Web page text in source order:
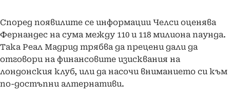
Според появилите се информации Челси оценява
Фернандес на сума между 110 и 118 милиона паунда.
Така Реал Мадрид трябва да прецени дали да
отговори на финансовите изисквания на
лондонския клуб, или да насочи вниманието си към
по-достъпни алтернативи.